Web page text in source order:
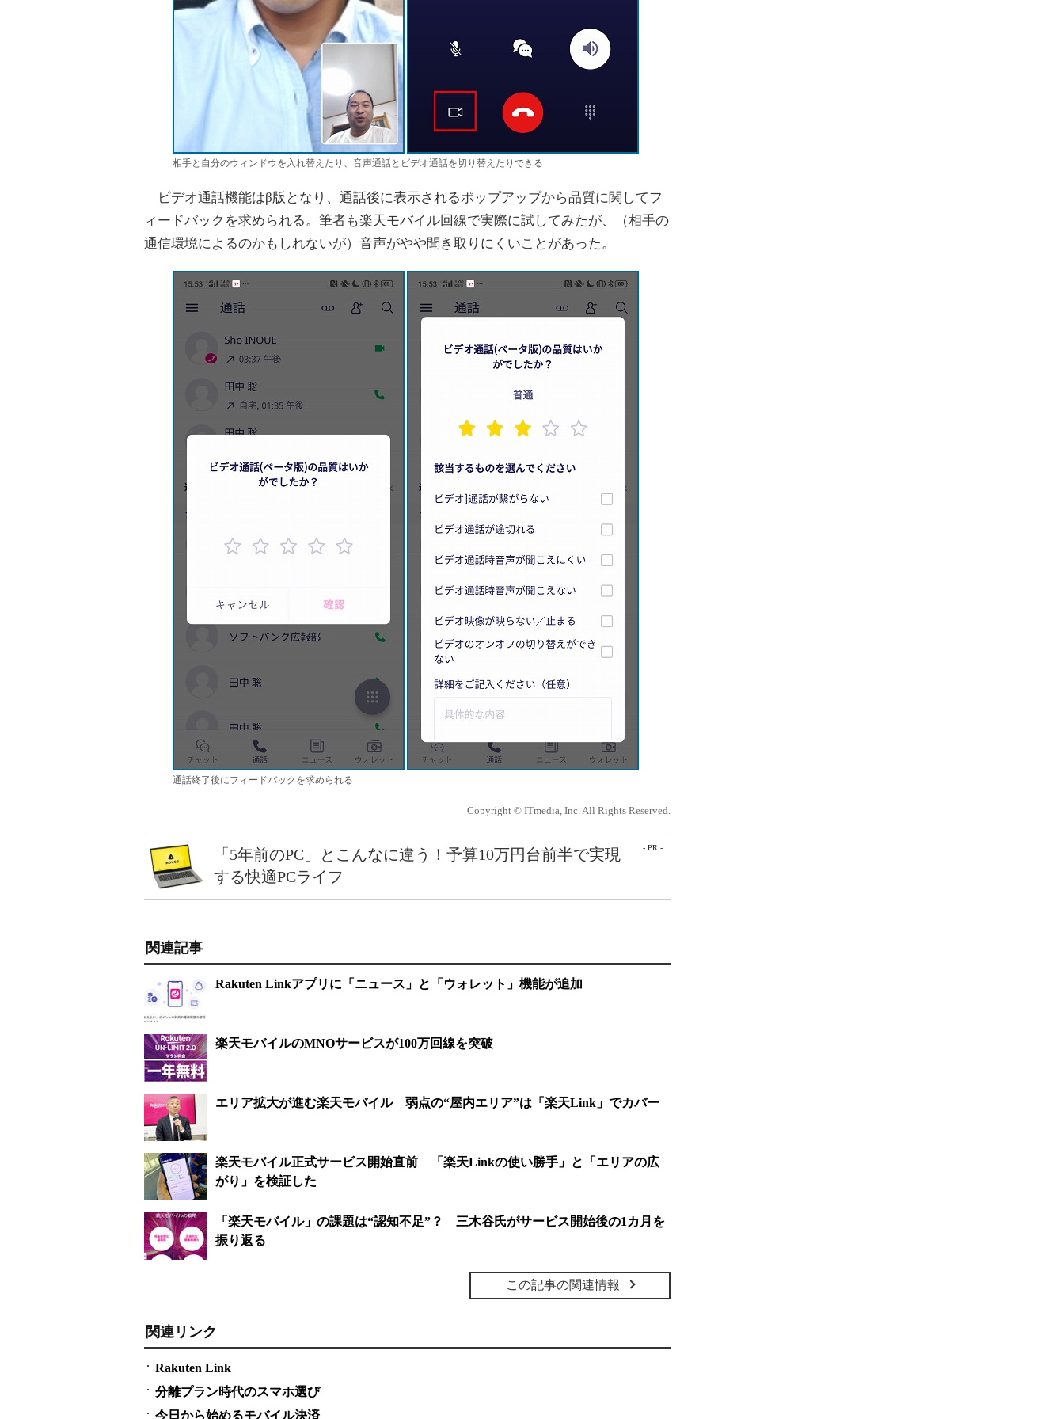
相手と自分のウィンドウを入れ替えたり、音声通話とビデオ通話を切り替えたりできる
ビデオ通話機能はβ版となり、通話後に表示されるポップアップから品質に関してフ
ィードバックを求められる。筆者も楽天モバイル回線で実際に試してみたが、（相手の
通信環境によるのかもしれないが）音声がやや聞き取りにくいことがあった。
通話終了後にフィードバックを求められる
Copyright © ITmedia, Inc. All Rights Reserved.
- PR -
「5年前のPC」とこんなに違う！予算10万円台前半で実現
する快適PCライフ
関連記事
Rakuten Linkアプリに「ニュース」と「ウォレット」機能が追加
楽天モバイルのMNOサービスが100万回線を突破
エリア拡大が進む楽天モバイル 弱点の“屋内エリア”は「楽天Link」でカバー
楽天モバイル正式サービス開始直前 「楽天Linkの使い勝手」と「エリアの広
がり」を検証した
「楽天モバイル」の課題は“認知不足”？ 三木谷氏がサービス開始後の1カ月を
振り返る
この記事の関連情報
関連リンク
Rakuten Link
分離プラン時代のスマホ選び
今日から始めるモバイル決済